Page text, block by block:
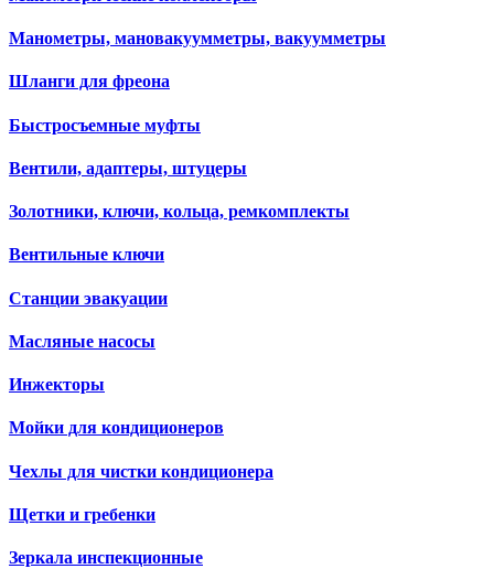
Манометры, мановакуумметры, вакуумметры
Шланги для фреона
Быстросъемные муфты
Вентили, адаптеры, штуцеры
Золотники, ключи, кольца, ремкомплекты
Вентильные ключи
Станции эвакуации
Масляные насосы
Инжекторы
Мойки для кондиционеров
Чехлы для чистки кондиционера
Щетки и гребенки
Зеркала инспекционные